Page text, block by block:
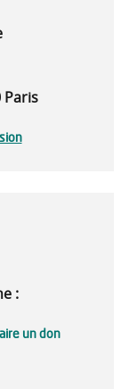
Paris
:
un don